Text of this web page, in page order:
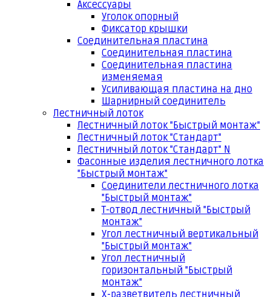
Аксессуары
Уголок опорный
Фиксатор крышки
Соединительная пластина
Соединительная пластина
Соединительная пластина
изменяемая
Усиливающая пластина на дно
Шарнирный соединитель
Лестничный лоток
Лестничный лоток "Быстрый монтаж"
Лестничный лоток "Стандарт"
Лестничный лоток "Стандарт" N
Фасонные изделия лестничного лотка
"Быстрый монтаж"
Соединители лестничного лотка
"Быстрый монтаж"
Т-отвод лестничный "Быстрый
монтаж"
Угол лестничный вертикальный
"Быстрый монтаж"
Угол лестничный
горизонтальный "Быстрый
монтаж"
Х-разветвитель лестничный